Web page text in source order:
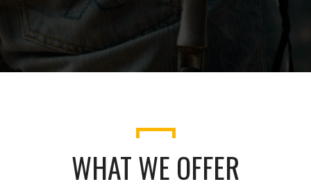
WHAT WE OFFER